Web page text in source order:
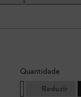
Quantidade
Reduzir